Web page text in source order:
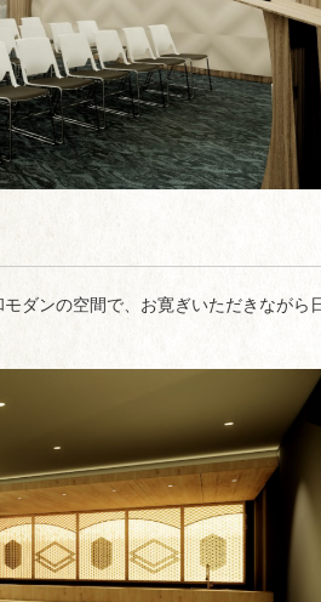
ダンの空間で、お寛ぎいただきながら